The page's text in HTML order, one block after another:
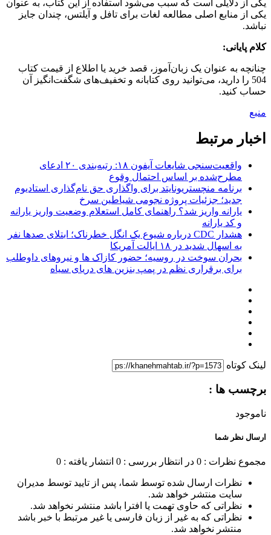
یکی از دلایلی است که سبب می‌شود استفاده از این کتاب، به عنوان
یکی از منابع اصلی مطالعه لغات برای تافل و آیلتس، چندان جایز
نباشد.
کلام پایانی:
چنانچه به عنوان یک زبان‌آموز، قصد خرید یا اطلاع از قیمت کتاب
504 را دارید، می‌توانید روی کتابانه و تخفیف‌های شگفت‌انگیز آن
حساب کنید.
منبع
اخبار مرتبط
واقعیت‌سنجی شایعات آیفون ۱۸: رتبه‌بندی ۲۰ ادعای
مطرح‌شده بر اساس احتمال وقوع
برنامه منچستریونایتد برای واگذاری حق نام‌گذاری استادیوم
جدید؛ جزئیات پروژه نجومی شیاطین سرخ
یارانه واریز شد؟ راهنمای کامل استعلام وضعیت واریز یارانه
و کد یارانه
هشدار CDC درباره شیوع یک انگل خطرناک؛ ابتلای صدها نفر
به اسهال شدید در ۱۸ ایالت آمریکا
بحران سوخت در روسیه؛ حضور کازاک‌ ها و نیروهای داوطلب
برای برقراری نظم در پمپ بنزین‌ های دریای سیاه
لینک کوتاه
برچسب ها :
ناموجود
ارسال نظر شما
مجموع نظرات : 0 در انتظار بررسی : 0 انتشار یافته : 0
نظرات ارسال شده توسط شما، پس از تایید توسط مدیران
سایت منتشر خواهد شد.
نظراتی که حاوی تهمت یا افترا باشد منتشر نخواهد شد.
نظراتی که به غیر از زبان فارسی یا غیر مرتبط با خبر باشد
منتشر نخواهد شد.